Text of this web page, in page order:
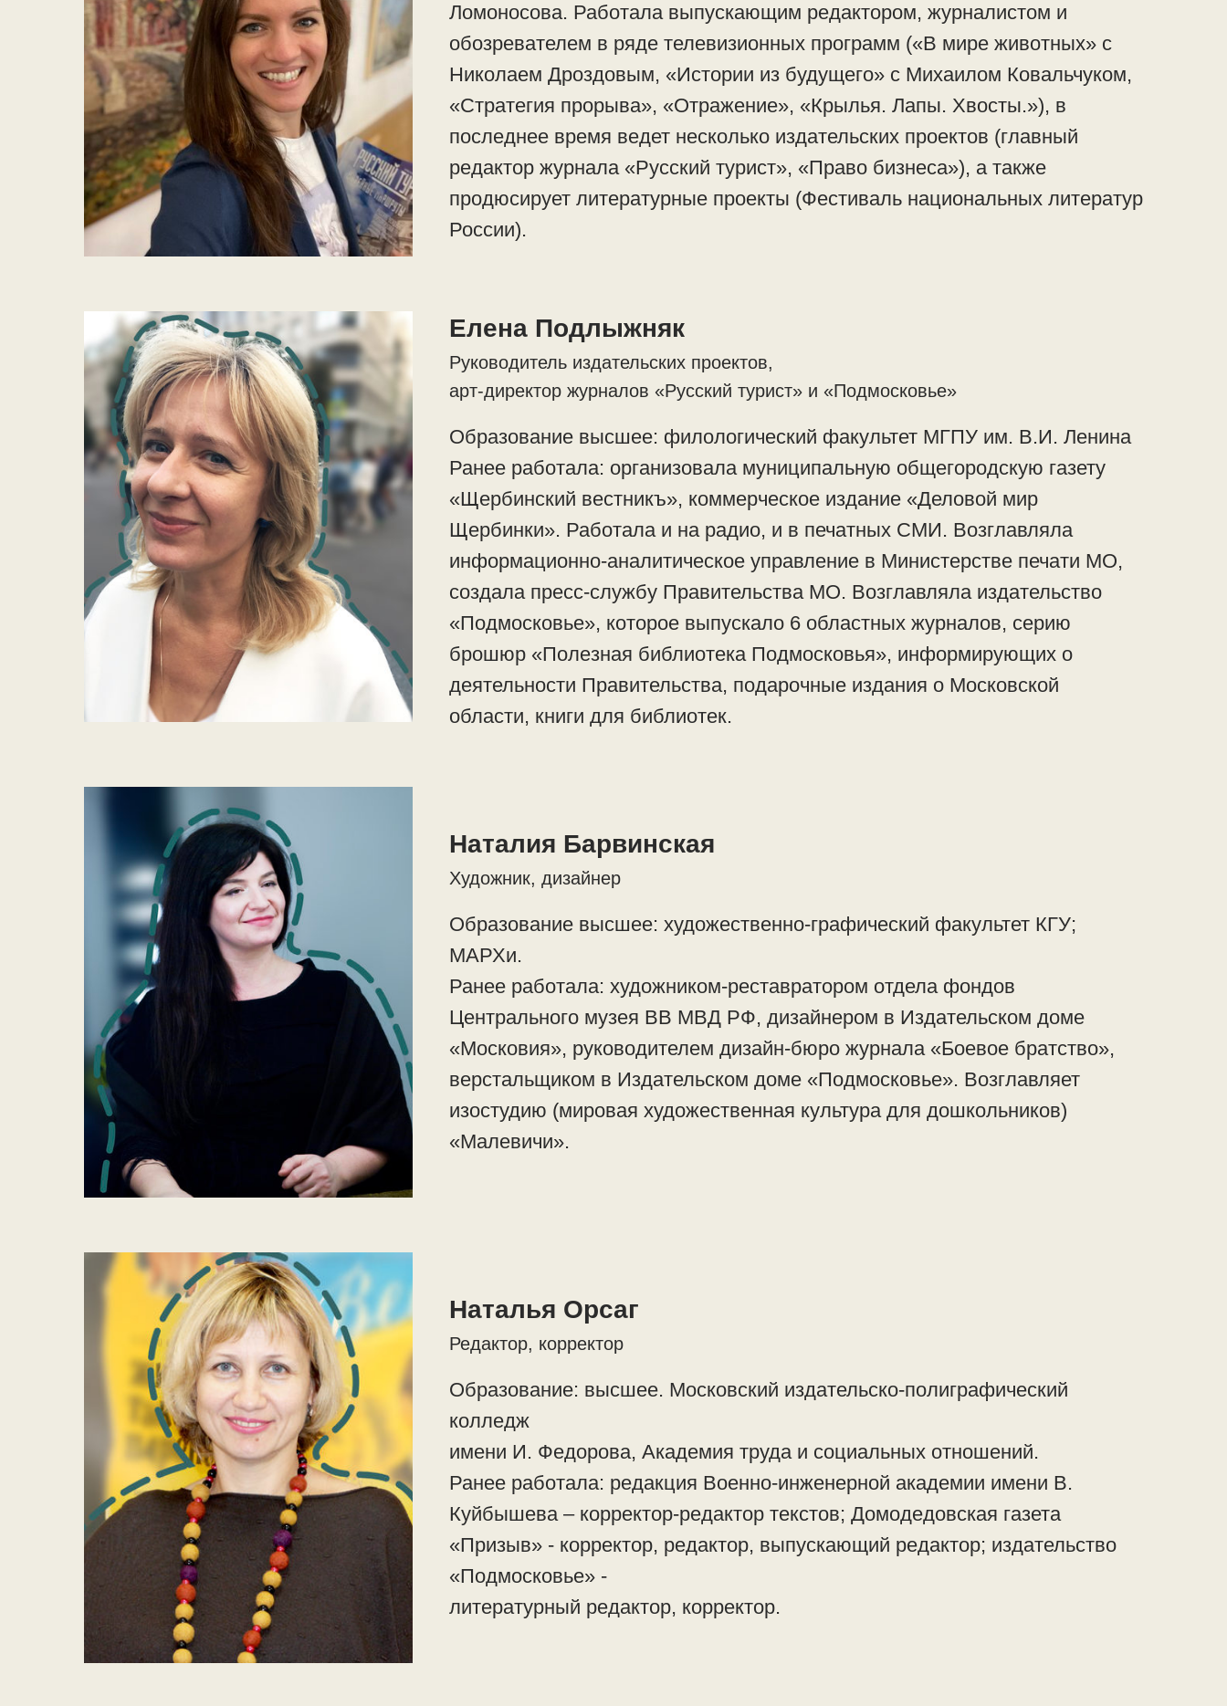
Ломоносова. Работала выпускающим редактором, журналистом и
обозревателем в ряде телевизионных программ («В мире животных» с
Николаем Дроздовым, «Истории из будущего» с Михаилом Ковальчуком,
«Стратегия прорыва», «Отражение», «Крылья. Лапы. Хвосты.»), в
последнее время ведет несколько издательских проектов (главный
редактор журнала «Русский турист», «Право бизнеса»), а также
продюсирует литературные проекты (Фестиваль национальных литератур
России).
Елена Подлыжняк
Руководитель издательских проектов,
арт-директор журналов «Русский турист» и «Подмосковье»
Образование высшее: филологический факультет МГПУ им. В.И. Ленина
Ранее работала: организовала муниципальную общегородскую газету
«Щербинский вестникъ», коммерческое издание «Деловой мир
Щербинки». Работала и на радио, и в печатных СМИ. Возглавляла
информационно-аналитическое управление в Министерстве печати МО,
создала пресс-службу Правительства МО. Возглавляла издательство
«Подмосковье», которое выпускало 6 областных журналов, серию
брошюр «Полезная библиотека Подмосковья», информирующих о
деятельности Правительства, подарочные издания о Московской
области, книги для библиотек.
Наталия Барвинская
Художник, дизайнер
Образование высшее: художественно-графический факультет КГУ;
МАРХи.
Ранее работала: художником-реставратором отдела фондов
Центрального музея ВВ МВД РФ, дизайнером в Издательском доме
«Московия», руководителем дизайн-бюро журнала «Боевое братство»,
верстальщиком в Издательском доме «Подмосковье». Возглавляет
изостудию (мировая художественная культура для дошкольников)
«Малевичи».
Наталья Орсаг
Редактор, корректор
Образование: высшее. Московский издательско-полиграфический
колледж
имени И. Федорова, Академия труда и социальных отношений.
Ранее работала: редакция Военно-инженерной академии имени В.
Куйбышева – корректор-редактор текстов; Домодедовская газета
«Призыв» - корректор, редактор, выпускающий редактор; издательство
«Подмосковье» -
литературный редактор, корректор.